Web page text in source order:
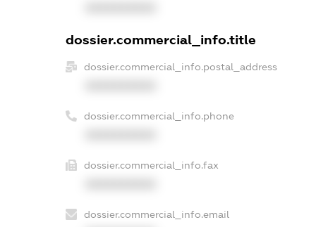
dossier.commercial_info.title
dossier.commercial_info.postal_address
dossier.commercial_info.phone
dossier.commercial_info.fax
dossier.commercial_info.email